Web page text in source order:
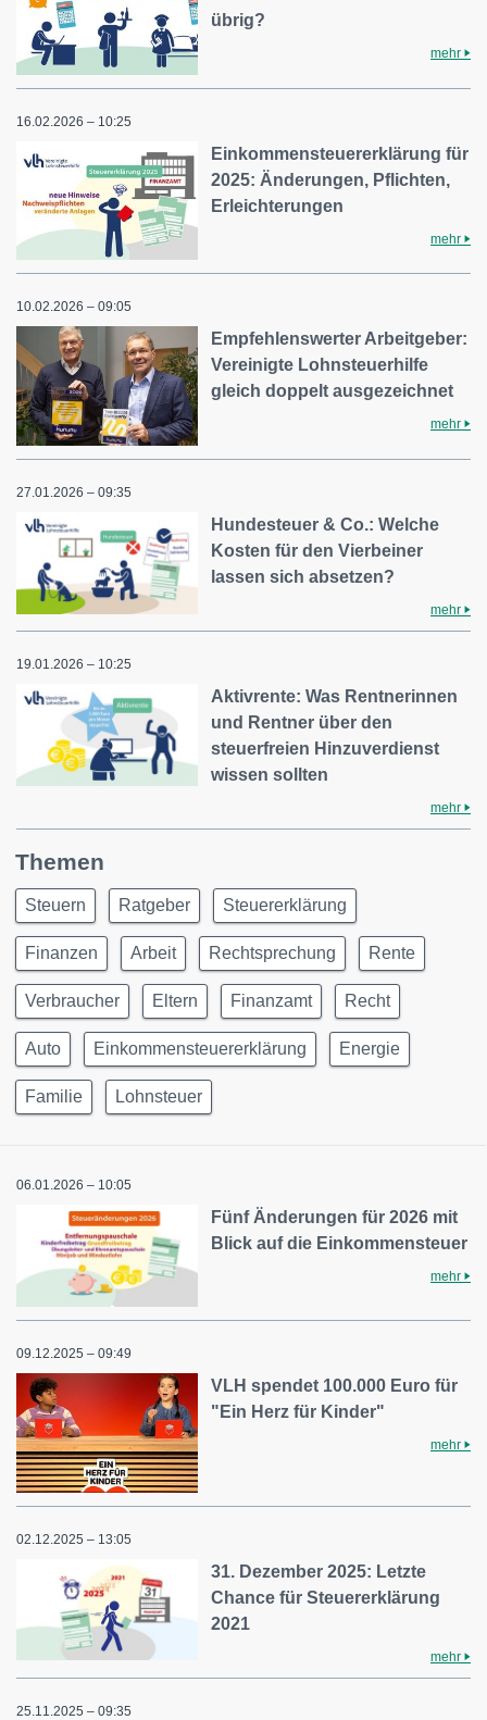
übrig?
mehr
16.02.2026 – 10:25
Einkommensteuererklärung für
2025: Änderungen, Pflichten,
Erleichterungen
mehr
10.02.2026 – 09:05
Empfehlenswerter Arbeitgeber:
Vereinigte Lohnsteuerhilfe
gleich doppelt ausgezeichnet
mehr
27.01.2026 – 09:35
Hundesteuer & Co.: Welche
Kosten für den Vierbeiner
lassen sich absetzen?
mehr
19.01.2026 – 10:25
Aktivrente: Was Rentnerinnen
und Rentner über den
steuerfreien Hinzuverdienst
wissen sollten
mehr
Themen
Steuern Ratgeber Steuererklärung
Finanzen Arbeit Rechtsprechung Rente
Verbraucher Eltern Finanzamt Recht
Auto Einkommensteuererklärung Energie
Familie Lohnsteuer
06.01.2026 – 10:05
Fünf Änderungen für 2026 mit
Blick auf die Einkommensteuer
mehr
09.12.2025 – 09:49
VLH spendet 100.000 Euro für
"Ein Herz für Kinder"
mehr
02.12.2025 – 13:05
31. Dezember 2025: Letzte
Chance für Steuererklärung
2021
mehr
25.11.2025 – 09:35